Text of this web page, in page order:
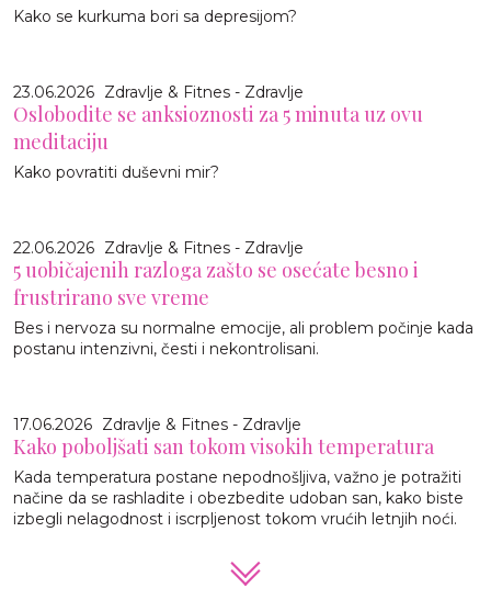
Kako se kurkuma bori sa depresijom?
23.06.2026 Zdravlje & Fitnes - Zdravlje
Oslobodite se anksioznosti za 5 minuta uz ovu
meditaciju
Kako povratiti duševni mir?
22.06.2026 Zdravlje & Fitnes - Zdravlje
5 uobičajenih razloga zašto se osećate besno i
frustrirano sve vreme
Bes i nervoza su normalne emocije, ali problem počinje kada
postanu intenzivni, česti i nekontrolisani.
17.06.2026 Zdravlje & Fitnes - Zdravlje
Kako poboljšati san tokom visokih temperatura
Kada temperatura postane nepodnošljiva, važno je potražiti
načine da se rashladite i obezbedite udoban san, kako biste
izbegli nelagodnost i iscrpljenost tokom vrućih letnjih noći.